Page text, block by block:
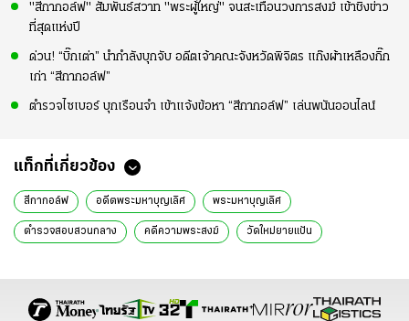
"สีกากอล์ฟ" สัมพันธ์สวาท "พระผู้ใหญ่" จนสะเทือนวงการสงฆ์ เข้าชิงข่าว
ที่สุดแห่งปี
ด่วน! “บิ๊กเต่า” นำกำลังบุกจับ อดีตเจ้าคณะจังหวัดพิจิตร แก๊งผ้าเหลืองกิ๊ก
เก่า “สีกากอล์ฟ”
ตำรวจไซเบอร์ บุกเรือนจำ เข้าแจ้งข้อหา “สีกากอล์ฟ” เล่นพนันออนไลน์
แท็กที่เกี่ยวข้อง
สีกากอล์ฟ อดีตพระมหาบุญเลิศ พระมหาบุญเลิศ
ตำรวจสอบสวนกลาง คดีความพระสงฆ์ วัดใหม่ยายแป้น